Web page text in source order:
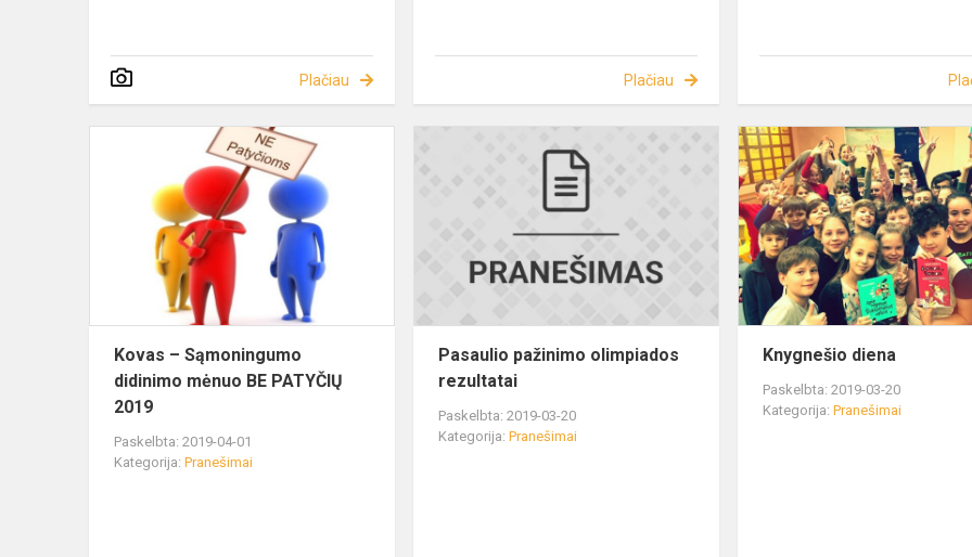
Plačiau Plačiau
Kovas – Sąmoningumo
didinimo mėnuo BE PATYČIŲ
2019
Paskelbta: 2019-04-01
Kategorija: Pranešimai
Pasaulio pažinimo olimpiados
rezultatai
Paskelbta: 2019-03-20
Kategorija:Pranešimai
Knygnešio diena
Paskelbta: 2019-03-20
Kategorija:Pranešimai